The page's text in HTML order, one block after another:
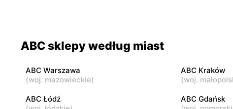
Warszawa, ul. Kowieńska 20
ABC
Warszawa, ul. Staniewicka 24
ABC
Warszawa, ul.
ABC sklepy według miast
ABC Warszawa
(woj. mazowieckie)
ABC Kraków
(woj.
ABC Łódź
ABC Gdańsk